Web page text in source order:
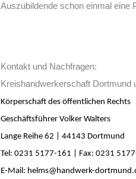
Auszubildende schon einmal eine
Kontakt und Nachfragen:
Kreishandwerkerschaft Dortmund
Körperschaft des öffentlichen Rechts
Geschäftsführer Volker Walters
Lange Reihe 62 | 44143 Dortmund
Tel: 0231 5177-161 | Fax: 0231
E-Mail: helms@handwerk-